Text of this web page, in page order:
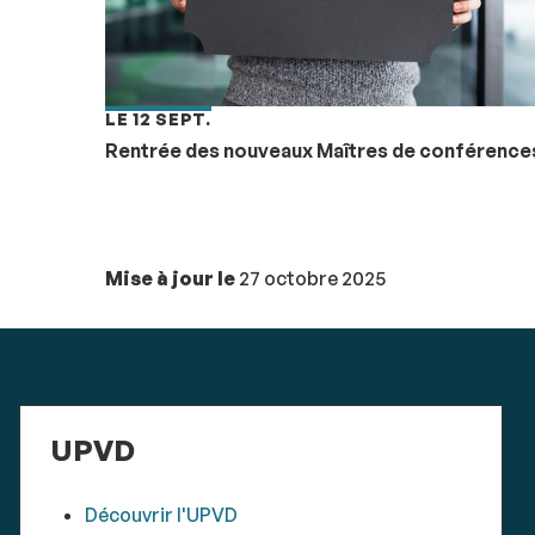
LE 12 SEPT.
Rentrée des nouveaux Maîtres de
Mise à jour le 27 octobre 2025
UPVD
Découvrir l'UPVD